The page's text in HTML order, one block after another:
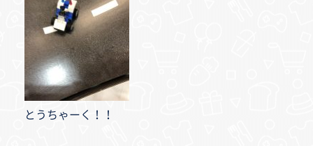
とうちゃーく！！